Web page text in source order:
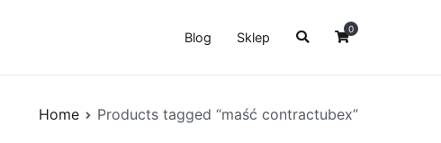
Blog Sklep
0
Home Products tagged “maść contractubex”